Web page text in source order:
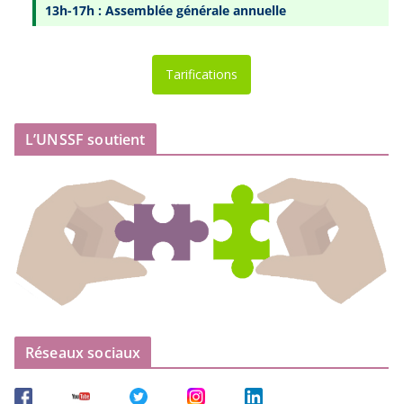
13h-17h : Assemblée générale annuelle
Tarifications
L’UNSSF soutient
Réseaux sociaux